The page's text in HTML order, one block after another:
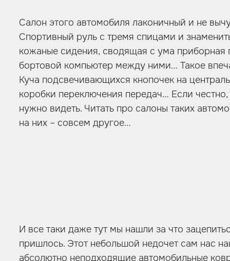
Салон этого автомобиля лаконичный и не
Спортивный руль с тремя спицами и
кожаные сидения, сводящая с ума приборная
бортовой компьютер между ними… Такое
Куча подсвечивающихся кнопочек на
коробки переключения передач… Если
нужно видеть. Читать про салоны таких
на них – совсем другое…
И все таки даже тут мы нашли за что
пришлось. Этот небольшой недочет сам нас
абсолютно неподходящие автомобильные